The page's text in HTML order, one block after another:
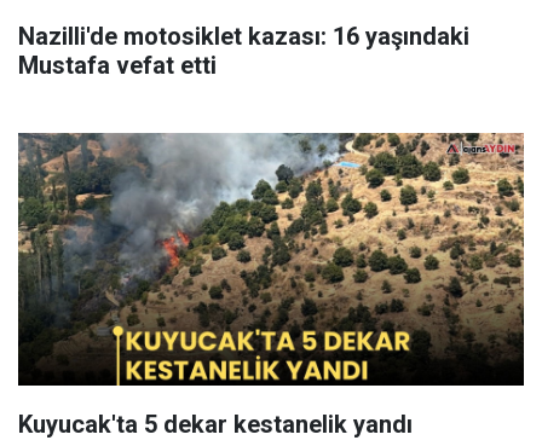
Nazilli'de motosiklet kazası: 16 yaşındaki
Mustafa vefat etti
Kuyucak'ta 5 dekar kestanelik yandı